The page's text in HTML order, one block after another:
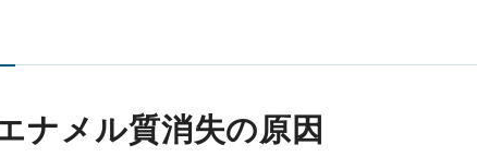
ナメル質消失の原因